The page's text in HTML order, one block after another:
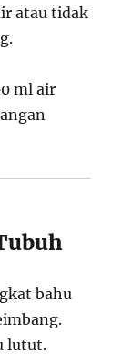
atau tidak
ml air
bahu
lutut.